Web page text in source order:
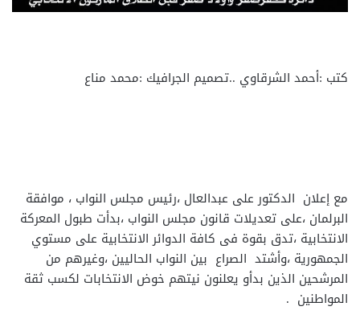
كتب :أحمد الشرقاوي ..تصميم الجرافيك :محمد مناع
مع إعلان الدكتور على عبدالعال ،رئيس مجلس النواب ، موافقة
البرلمان ،على تعديلات قانون مجلس النواب ،بدأت طبول المعركة
الانتخابية ،تدق بقوة فى كافة الدوائر الانتخابية على مستوي
الجمهورية ،وأشتد الصراع بين النواب الحاليين ،وغيرهم من
المرشحين الذين بدأو يعلنون نيتهم خوض الانتخابات لكسب ثقة
المواطنين .